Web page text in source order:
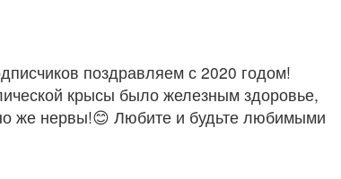
поздравляем с 2020 годом!
крысы было железным здоровье,
же нервы!😊 Любите и будьте любимыми